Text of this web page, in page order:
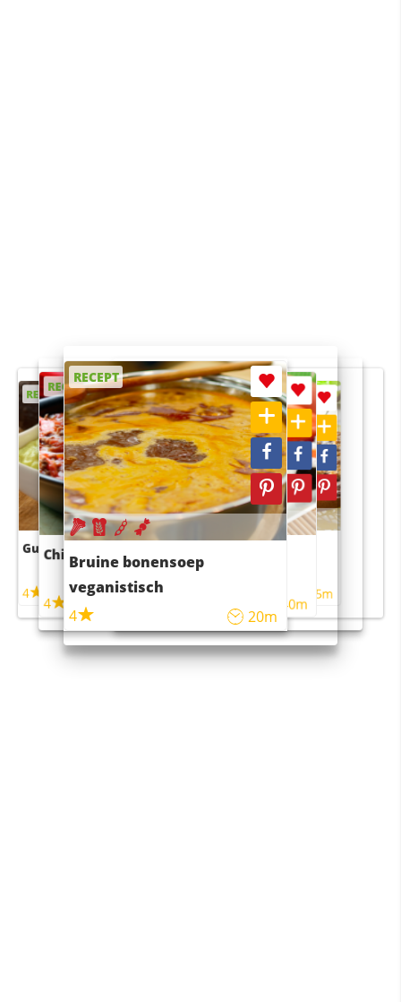
RECEPT
Guacamole
4
RECEPT
Chili con carne
4
RECEPT
Bruine bonensoep
veganistisch
4
20m
RECEPT
Sushi rijstsalade
maaltijdsalade
40m
RECEPT
4 55m